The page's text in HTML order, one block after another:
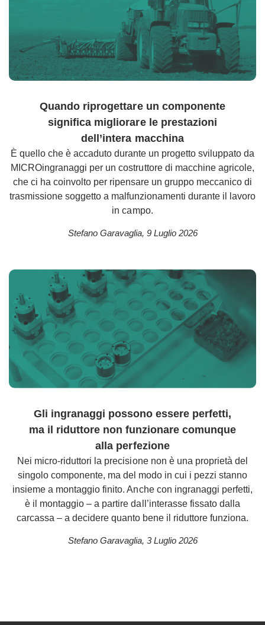
Quando riprogettare un componente
significa migliorare le prestazioni
dell’intera macchina
È quello che è accaduto durante un progetto sviluppato da
MICROingranaggi per un costruttore di macchine agricole,
che ci ha coinvolto per ripensare un gruppo meccanico di
trasmissione soggetto a malfunzionamenti durante il lavoro
in campo.
Stefano Garavaglia, 9 Luglio 2026
Gli ingranaggi possono essere perfetti,
ma il riduttore non funzionare comunque
alla perfezione
Nei micro-riduttori la precisione non è una proprietà del
singolo componente, ma del modo in cui i pezzi stanno
insieme a montaggio finito. Anche con ingranaggi perfetti,
è il montaggio – a partire dall’interasse fissato dalla
carcassa – a decidere quanto bene il riduttore funziona.
Stefano Garavaglia, 3 Luglio 2026